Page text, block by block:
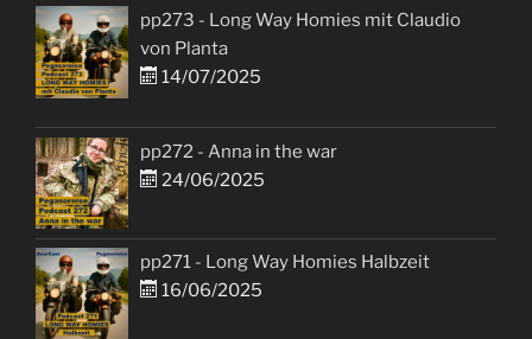
pp273 - Long Way Homies mit Claudio
von Planta
14/07/2025
pp272 - Anna in the war
24/06/2025
pp271 - Long Way Homies Halbzeit
16/06/2025